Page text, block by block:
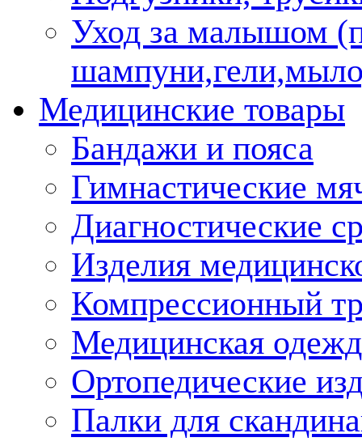
Уход за малышом
Медицинские товары
Бандажи и пояса
Гимнастические
Диагностические
Изделия
Компрессионный
Медицинская
Ортопедические
Палки для